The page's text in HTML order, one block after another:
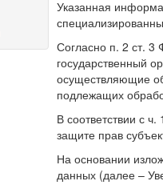
Указанная
Согласно п. 2 ст.
государственный
осуществляющие
подлежащих
В соответствии с
защите прав
На основании
данных (далее –